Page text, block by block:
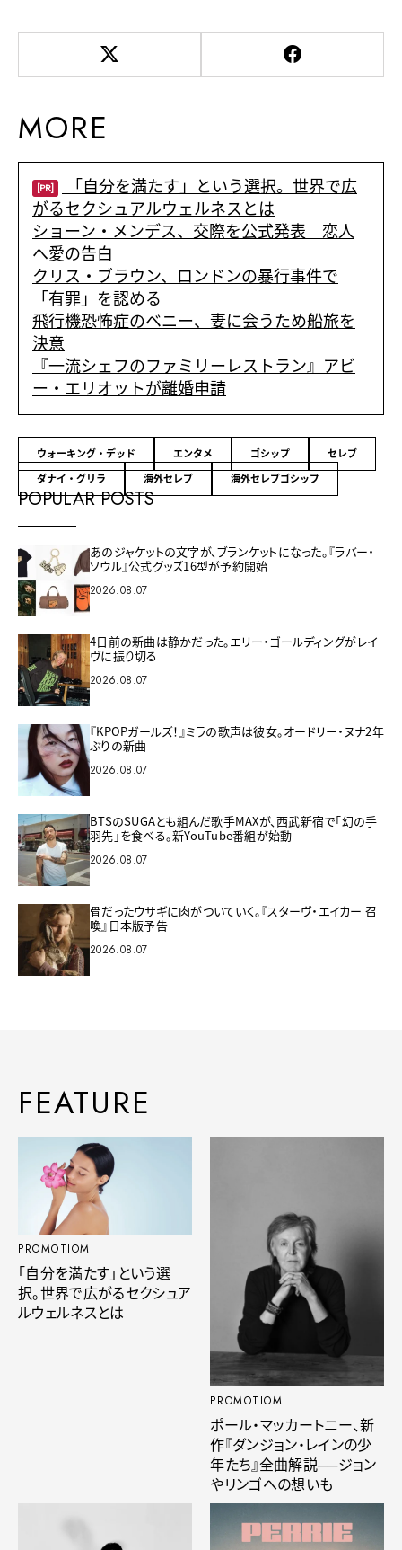
MORE
[PR]
「自分を満たす」という選択。世界で広
がるセクシュアルウェルネスとは
ショーン・メンデス、交際を公式発表 恋人
へ愛の告白
クリス・ブラウン、ロンドンの暴行事件で
「有罪」を認める
飛行機恐怖症のベニー、妻に会うため船旅を
決意
『一流シェフのファミリーレストラン』アビ
ー・エリオットが離婚申請
ウォーキング・デッド エンタメ ゴシップ
セレブ
ダナイ・グリラ
海外セレブ 海外セレブゴシップ
POPULAR POSTS
あのジャケットの文字が、ブランケットになった。『ラバー・
ソウル』公式グッズ16型が予約開始
2026.08.07
4日前の新曲は静かだった。エリー・ゴールディングがレイ
ヴに振り切る
2026.08.07
『KPOPガールズ！』ミラの歌声は彼女。オードリー・ヌナ2年
ぶりの新曲
2026.08.07
BTSのSUGAとも組んだ歌手MAXが、西武新宿で「幻の手
羽先」を食べる。新YouTube番組が始動
2026.08.07
骨だったウサギに肉がついていく。『スターヴ・エイカー 召
喚』日本版予告
2026.08.07
FEATURE
PROMOTIOM
「自分を満たす」という選
択。世界で広がるセクシュア
ルウェルネスとは
PROMOTIOM
ポール・マッカートニー、新
作『ダンジョン・レインの少
年たち』全曲解説──ジョン
やリンゴへの想いも